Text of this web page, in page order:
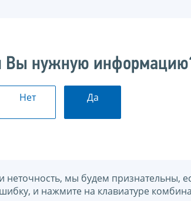
Вы нужную
Нет Да
неточность, мы будем признательны,
и нажмите на клавиатуре